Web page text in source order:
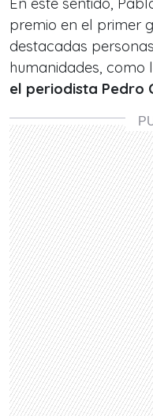
premio en el primer
destacadas
humanidades, como
el periodista Pedro